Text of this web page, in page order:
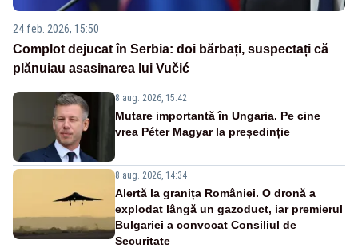
24 feb. 2026, 15:50
Complot dejucat în Serbia: doi bărbați, suspectați că
plănuiau asasinarea lui Vučić
8 aug. 2026, 15:42
Mutare importantă în Ungaria. Pe cine
vrea Péter Magyar la președinție
8 aug. 2026, 14:34
Alertă la granița României. O dronă a
explodat lângă un gazoduct, iar premierul
Bulgariei a convocat Consiliul de
Securitate